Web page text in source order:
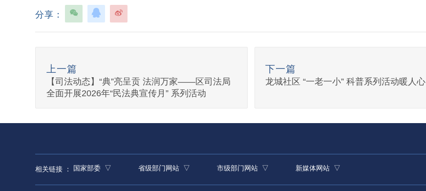
分享：
上一篇
【司法动态】“典”亮呈贡 法润万家——区司法局
全面开展2026年“民法典宣传月” 系列活动
下一篇
龙城社区 “一老一小” 科普系列活动暖人心
相关链接 ： 国家部委 ▽ 省级部门网站 ▽ 市级部门网站 ▽ 新媒体网站 ▽